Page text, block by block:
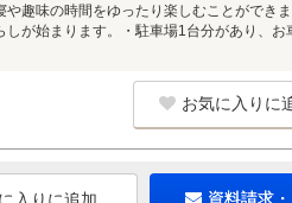
趣味の時間をゆったり楽しむことができ
しが始まります。・駐車場1台分があり、
お気に入りに
資料請求